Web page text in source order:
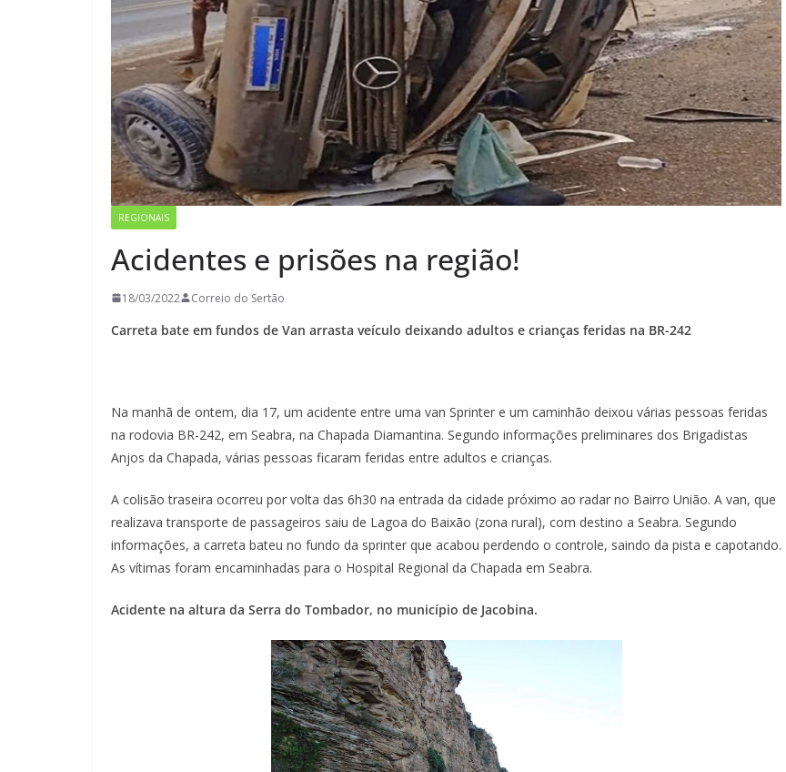
REGIONAIS
Acidentes e prisões na região!
18/03/2022 Correio do Sertão
Carreta bate em fundos de Van arrasta veículo deixando adultos e crianças feridas na BR-242
Na manhã de ontem, dia 17, um acidente entre uma van Sprinter e um caminhão deixou várias pessoas feridas
na rodovia BR-242, em Seabra, na Chapada Diamantina. Segundo informações preliminares dos Brigadistas
Anjos da Chapada, várias pessoas ficaram feridas entre adultos e crianças.
A colisão traseira ocorreu por volta das 6h30 na entrada da cidade próximo ao radar no Bairro União. A van, que
realizava transporte de passageiros saiu de Lagoa do Baixão (zona rural), com destino a Seabra. Segundo
informações, a carreta bateu no fundo da sprinter que acabou perdendo o controle, saindo da pista e capotando.
As vítimas foram encaminhadas para o Hospital Regional da Chapada em Seabra.
Acidente na altura da Serra do Tombador, no município de Jacobina.